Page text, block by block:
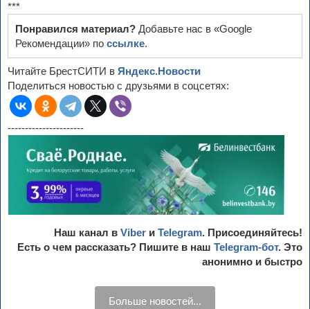
***
Понравился материал? Добавьте нас в «Google
Рекомендации» по ссылке.
Читайте БрестСИТИ в Яндекс.Новости
Поделиться новостью с друзьями в соцсетях:
----------------------
Наш канал в Viber и Telegram. Присоединяйтесь!
Есть о чем рассказать? Пишите в наш Telegram-бот. Это
анонимно и быстро
Больше новостей...